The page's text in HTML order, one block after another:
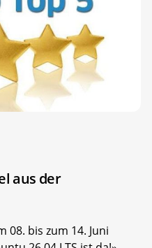
aus der
08. bis zum 14. Juni